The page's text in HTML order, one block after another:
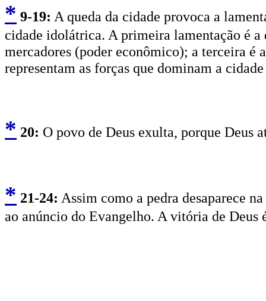
* 9-19: A queda da cidade provoca a
cidade idolátrica. A primeira lamentação é
mercadores (poder econômico); a terceira é
representam as forças que dominam a
* 20: O povo de Deus exulta, porque Deus
* 21-24: Assim como a pedra desaparece
ao anúncio do Evangelho. A vitória de Deus